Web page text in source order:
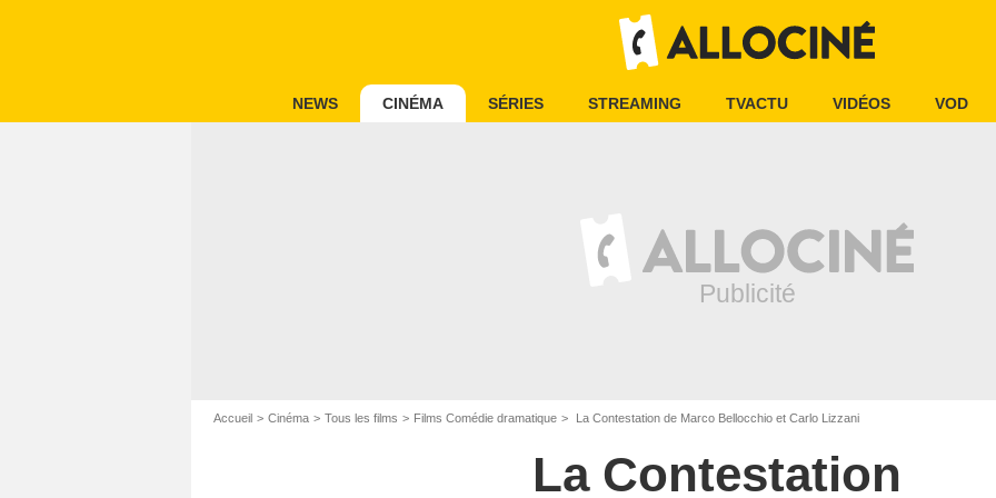
NEWS CINÉMA SÉRIES STREAMING TVACTU VIDÉOS VOD
Accueil Cinéma Tous les films Films Comédie dramatique La Contestation de Marco Bellocchio et Carlo Lizzani
La Contestation